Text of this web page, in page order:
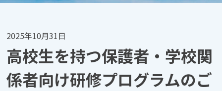
2025年10月31日
高校生を持つ保護者・学校関
係者向け研修プログラムのご